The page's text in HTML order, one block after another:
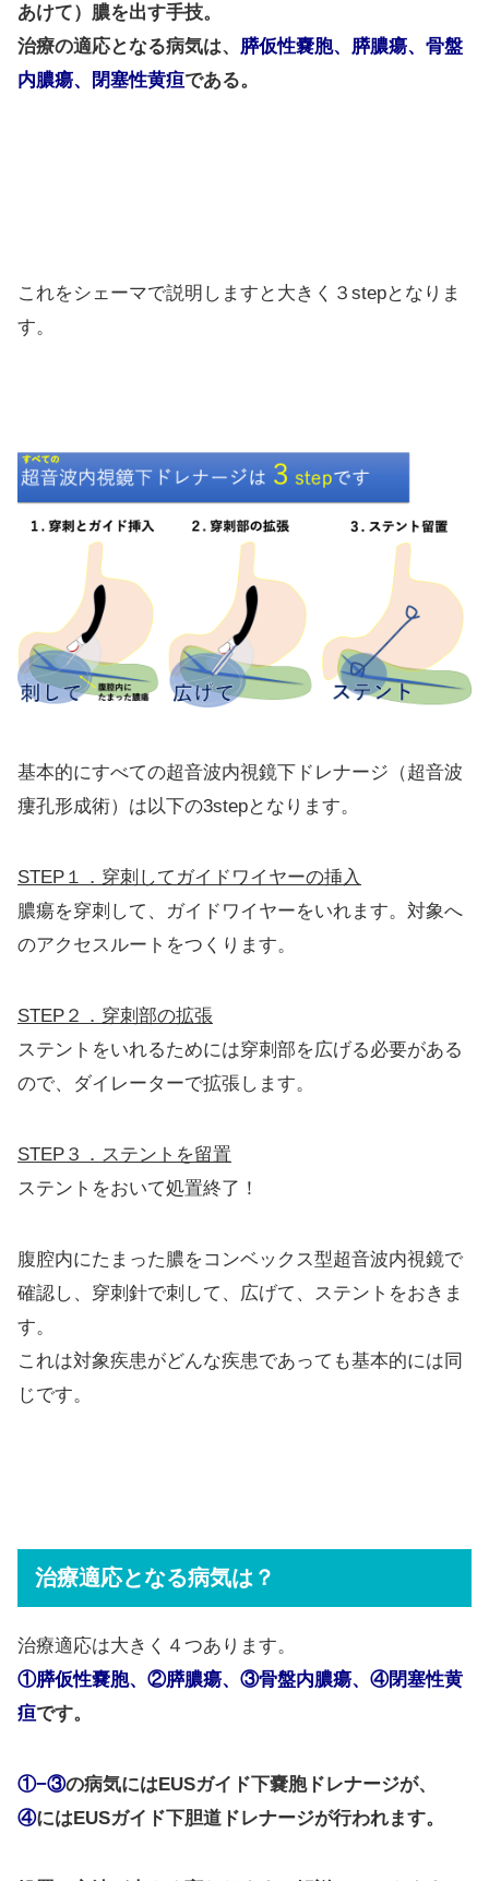
あけて）膿を出す手技。
治療の適応となる病気は、 膵仮性嚢胞、膵膿瘍、骨盤
内膿瘍、閉塞性黄疸である。
これをシェーマで説明しますと大きく３stepとなりま
す。
基本的にすべての超音波内視鏡下ドレナージ（超音波
瘻孔形成術）は以下の3stepとなります。
STEP１．穿刺してガイドワイヤーの挿入
膿瘍を穿刺して、ガイドワイヤーをいれます。対象へ
のアクセスルートをつくります。
STEP２．穿刺部の拡張
ステントをいれるためには穿刺部を広げる必要がある
ので、ダイレーターで拡張します。
STEP３．ステントを留置
ステントをおいて処置終了！
腹腔内にたまった膿をコンベックス型超音波内視鏡で
確認し、穿刺針で刺して、広げて、ステントをおきま
す。
これは対象疾患がどんな疾患であっても基本的には同
じです。
治療適応となる病気は？
治療適応は大きく４つあります。
①膵仮性嚢胞、②膵膿瘍、③骨盤内膿瘍、④閉塞性黄
疸です。
①−③の病気にはEUSガイド下嚢胞ドレナージが、
④にはEUSガイド下胆道ドレナージが行われます。